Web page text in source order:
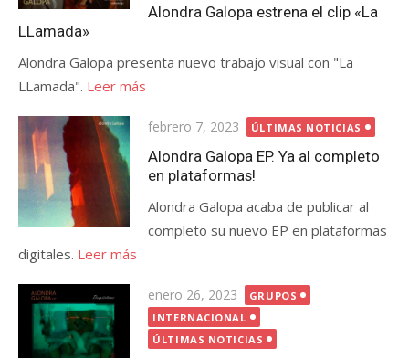
Alondra Galopa estrena el clip «La
LLamada»
Alondra Galopa presenta nuevo trabajo visual con "La
LLamada". Leer más
Publicada
el
febrero 7, 2023 ÚLTIMAS NOTICIAS
Alondra Galopa EP. Ya al completo
en plataformas!
Alondra Galopa acaba de publicar al
completo su nuevo EP en plataformas
digitales. Leer más
Publicada
el
enero 26, 2023
GRUPOS
INTERNACIONAL
ÚLTIMAS NOTICIAS